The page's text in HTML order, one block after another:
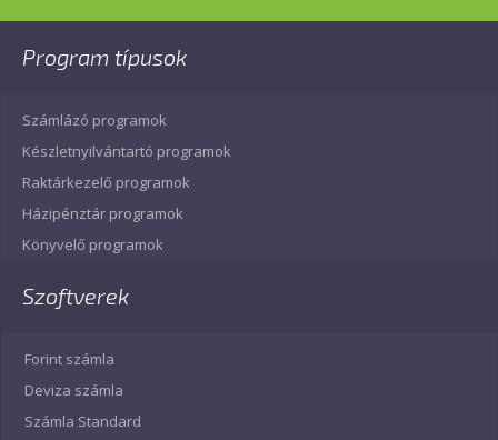
Program típusok
Számlázó programok
Készletnyilvántartó programok
Raktárkezelő programok
Házipénztár programok
Könyvelő programok
Szoftverek
Forint számla
Deviza számla
Számla Standard